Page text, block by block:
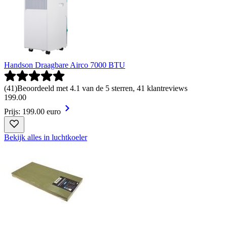
Handson Draagbare Airco 7000 BTU
(41)Beoordeeld met 4.1 van de 5 sterren, 41 klantreviews
199.00
Prijs: 199.00 euro
Bekijk alles in luchtkoeler